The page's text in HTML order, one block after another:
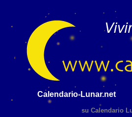
Calendario-Lunar.net
su Calendario